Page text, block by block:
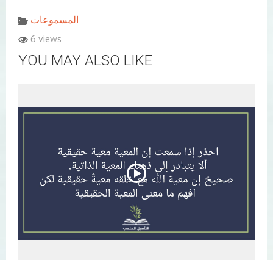
المسموعات
6 views
YOU MAY ALSO LIKE